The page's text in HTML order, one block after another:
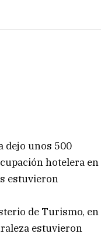
dejo unos 500
hotelera en
estuvieron
de Turismo, en
estuvieron